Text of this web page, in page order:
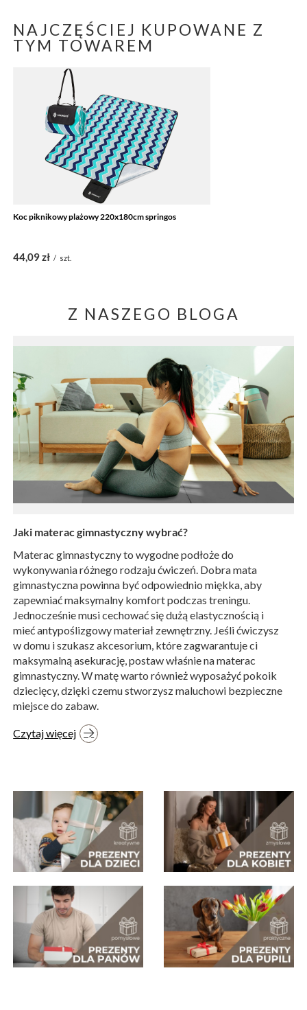
NAJCZĘŚCIEJ KUPOWANE Z
TYM TOWAREM
Koc piknikowy plażowy 220x180cm springos
44,09 zł / szt.
Z NASZEGO BLOGA
Jaki materac gimnastyczny wybrać?
Materac gimnastyczny to wygodne podłoże do
wykonywania różnego rodzaju ćwiczeń. Dobra mata
gimnastyczna powinna być odpowiednio miękka, aby
zapewniać maksymalny komfort podczas treningu.
Jednocześnie musi cechować się dużą elastycznością i
mieć antypoślizgowy materiał zewnętrzny. Jeśli ćwiczysz
w domu i szukasz akcesorium, które zagwarantuje ci
maksymalną asekurację, postaw właśnie na materac
gimnastyczny. W matę warto również wyposażyć pokoik
dziecięcy, dzięki czemu stworzysz maluchowi bezpieczne
miejsce do zabaw.
Czytaj więcej